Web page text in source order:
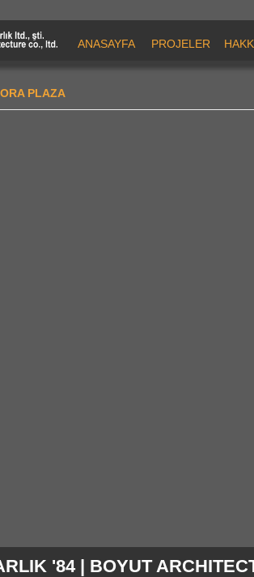
ANASAYFA PROJELER
PLAZA
'84 | BOYUT